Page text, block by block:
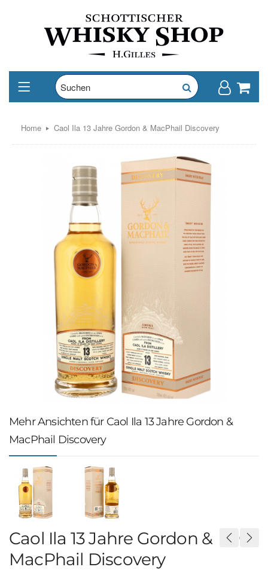
Home Caol Ila 13 Jahre Gordon & MacPhail Discovery
Mehr Ansichten für Caol Ila 13 Jahre Gordon &
MacPhail Discovery
Caol Ila 13 Jahre Gordon &
MacPhail Discovery